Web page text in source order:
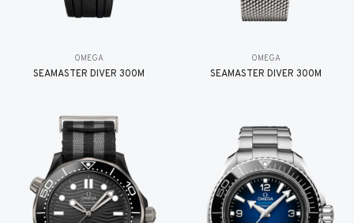
OMEGA
SEAMASTER DIVER 300M
OMEGA
SEAMASTER DIVER 300M